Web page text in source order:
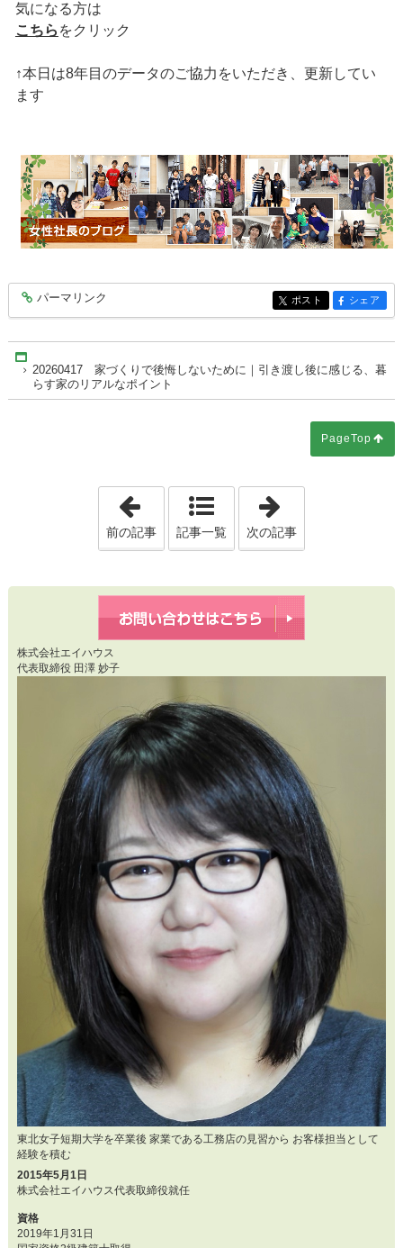
気になる方は
こちら をクリック
↑本日は8年目のデータのご協力をいただき、更新してい
ます
entry10437
パーマリンク entry10437
ポスト entry10437
シェア
20260417 家づくりで後悔しないために｜引き渡し後に感じる、暮
らす家のリアルなポイント
PageTop
「20260416 春の強風で増える網戸ト
前の記事 記事一覧 次の記事
株式会社エイハウス
代表取締役 田澤 妙子
東北女子短期大学を卒業後 家業である工務店の見習から お客様担当として
経験を積む
2015年5月1日
株式会社エイハウス代表取締役就任
資格
2019年1月31日